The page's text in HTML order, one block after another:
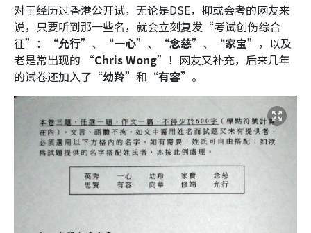
对于经历过香港公开试，无论是DSE，抑或会考的网友来
说，只要听到那一些名，就会立刻复发“考试创伤综合
征”：“允行”、“一心”、“念慈”、“家宝”，以及
老是常出现的 “Chris Wong”！网友又补充，后来几年
的试卷还加入了“幼羚”和“有容”。